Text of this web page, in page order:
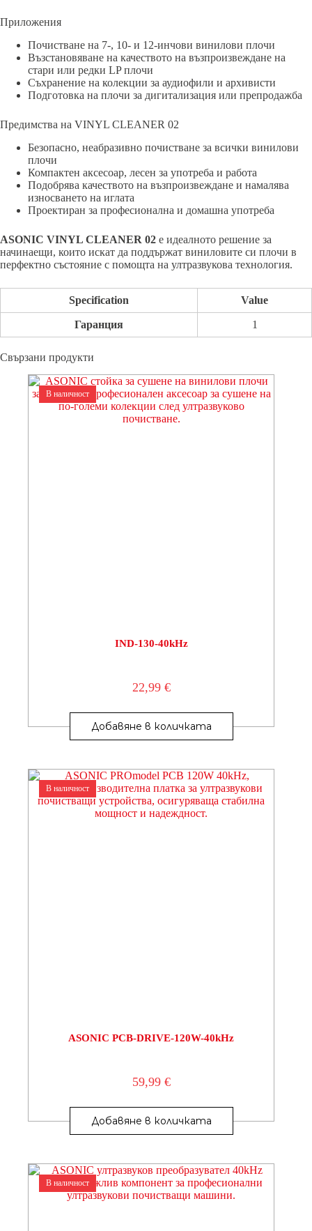
Приложения
Почистване на 7-, 10- и 12-инчови винилови плочи
Възстановяване на качеството на възпроизвеждане на
стари или редки LP плочи
Съхранение на колекции за аудиофили и архивисти
Подготовка на плочи за дигитализация или препродажба
Предимства на VINYL CLEANER 02
Безопасно, неабразивно почистване за всички винилови
плочи
Компактен аксесоар, лесен за употреба и работа
Подобрява качеството на възпроизвеждане и намалява
износването на иглата
Проектиран за професионална и домашна употреба
ASONIC VINYL CLEANER 02 е идеалното решение за
начинаещи, които искат да поддържат виниловите си плочи в
перфектно състояние с помощта на ултразвукова технология.
Specification Value
Гаранция 1
Свързани продукти
В наличност
IND-130-40kHz
22,99 €
Добавяне в количката
В наличност
ASONIC PCB-DRIVE-120W-40kHz
59,99 €
Добавяне в количката
В наличност